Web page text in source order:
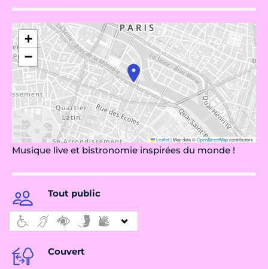
+
−
Leaflet|Map data ©OpenStreetMapcontributors
Musique live et bistronomie inspirées du monde !
Tout public
Couvert